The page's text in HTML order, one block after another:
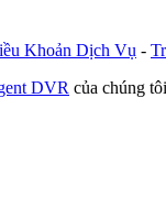
Khoản Dịch Vụ -
DVR của chúng tôi